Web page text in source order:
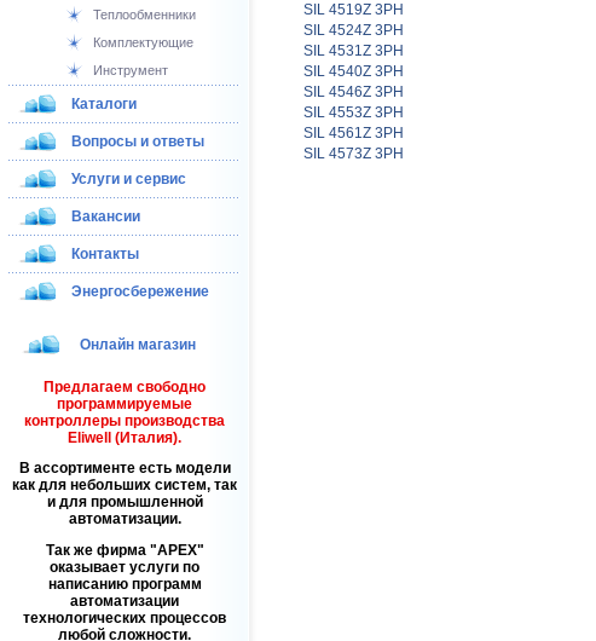
Теплообменники
Комплектующие
Инструмент
Каталоги
Вопросы и ответы
Услуги и сервис
Вакансии
Контакты
Энергосбережение
Онлайн магазин
Предлагаем свободно
программируемые
контроллеры производства
Eliwell (Италия).
В ассортименте есть модели
как для небольших систем, так
и для промышленной
автоматизации.
Так же фирма
APEX
оказывает услуги по
написанию программ
автоматизации
технологических процессов
любой сложности.
SIL 4519Z 3PH
SIL 4524Z 3PH
SIL 4531Z 3PH
SIL 4540Z 3PH
SIL 4546Z 3PH
SIL 4553Z 3PH
SIL 4561Z 3PH
SIL 4573Z 3PH